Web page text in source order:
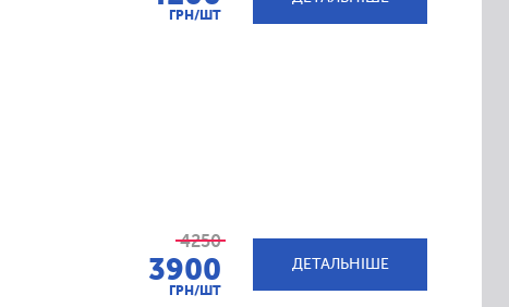
ГРН/ШТ
4250
3900
ГРН/ШТ
ДЕТАЛЬНІШЕ